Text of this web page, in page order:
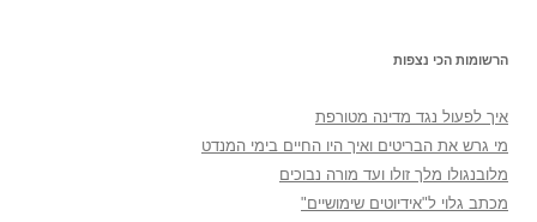
הרשומות הכי נצפות
איך לפעול נגד מדינה מטורפת
מי גרש את הבריטים ואיך היו החיים בימי המנדט
מלובנגולו מלך זולו ועד מורה נבוכים
מכתב גלוי ל"אידיוטים שימושיים"